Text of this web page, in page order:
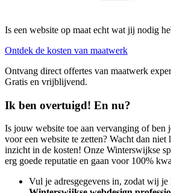
Is een website op maat echt wat jij nodig
Ontdek de kosten van maatwerk
Ontvang direct offertes van maatwerk
Gratis en vrijblijvend.
Ik ben overtuigd! En nu?
Is jouw website toe aan vervanging of ben
voor een website te zetten? Wacht dan
inzicht in de kosten! Onze Winterswijkse
erg goede reputatie en gaan voor 100%
Vul je adresgegevens in, zodat wij je